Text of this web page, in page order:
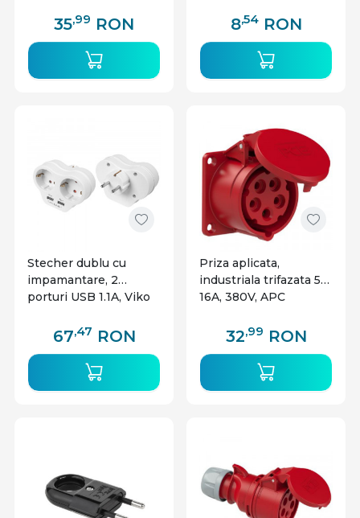
35,99 RON 8,54 RON
Stecher dublu cu
impamantare, 2
porturi USB 1.1A, Viko
67,47 RON
Priza aplicata,
industriala trifazata 5P
16A, 380V, APC
32,99 RON